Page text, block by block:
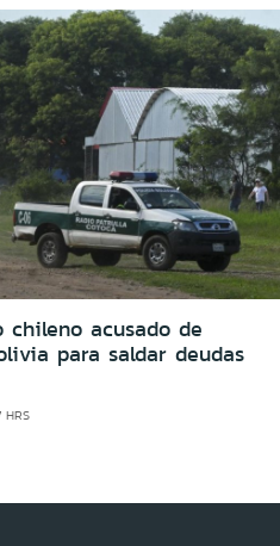
acusado de
para saldar deudas